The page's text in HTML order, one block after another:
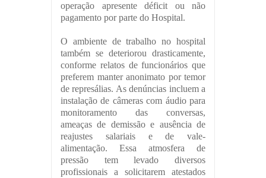
operação apresente déficit ou não
pagamento por parte do Hospital.
O ambiente de trabalho no hospital
também se deteriorou drasticamente,
conforme relatos de funcionários que
preferem manter anonimato por temor
de represálias. As denúncias incluem a
instalação de câmeras com áudio para
monitoramento das conversas,
ameaças de demissão e ausência de
reajustes salariais e de vale-
alimentação. Essa atmosfera de
pressão tem levado diversos
profissionais a solicitarem atestados